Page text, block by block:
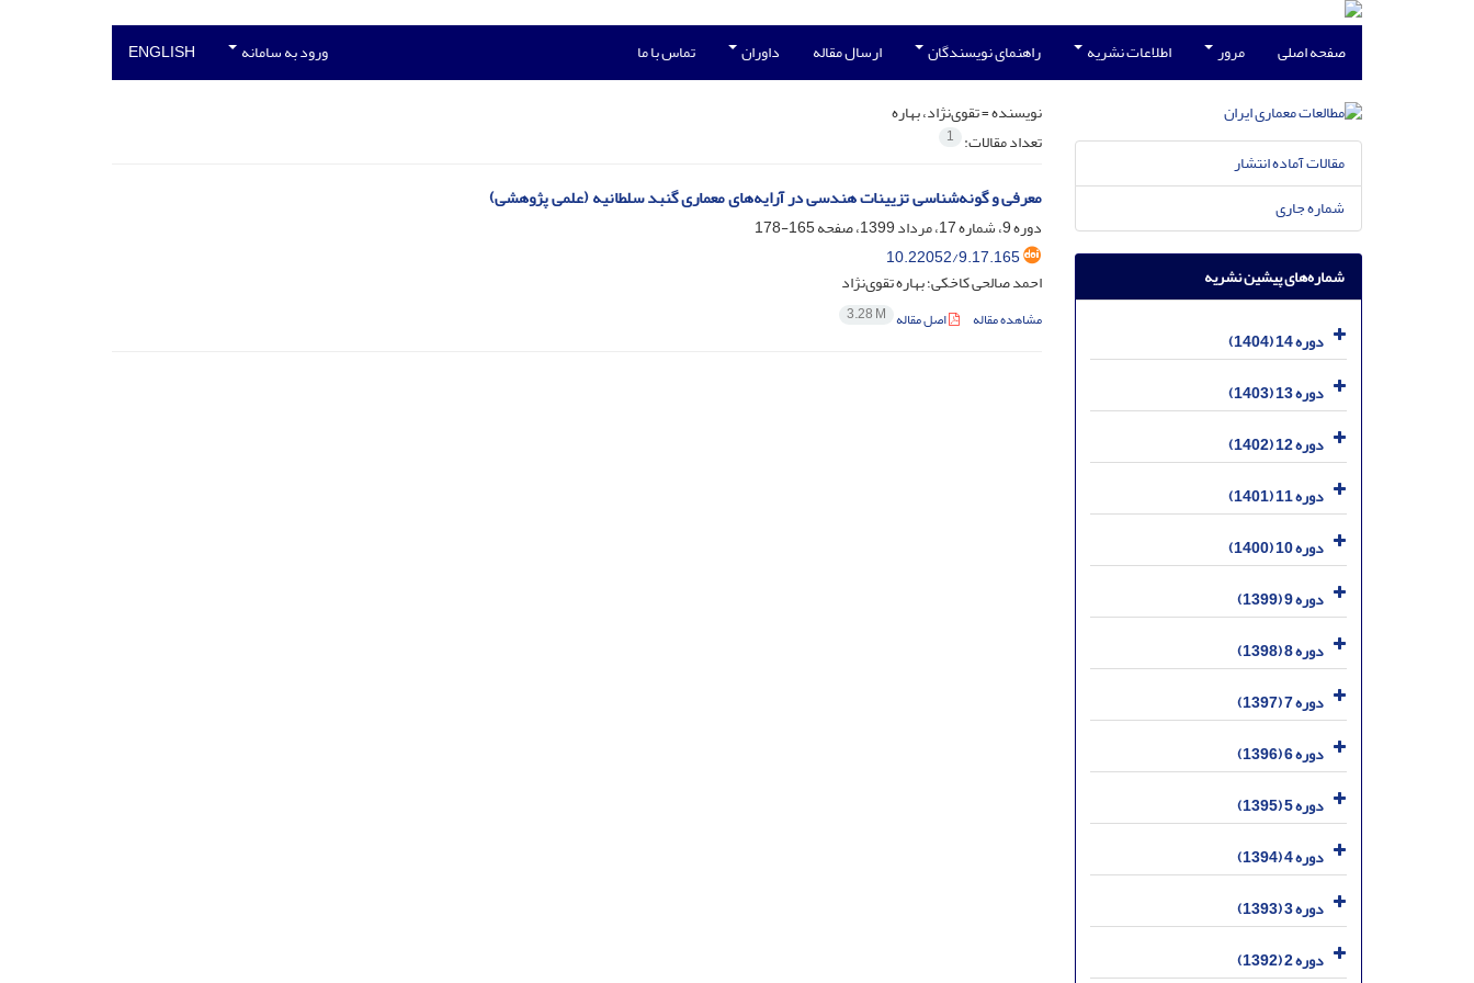
صفحه اصلی مرور اطلاعات نشریه راهنمای نویسندگان ارسال مقاله داوران تماس با ما ورود به سامانه ENGLISH
نویسنده =تقوی‌نژاد، بهاره
تعداد مقالات: 1
معرفی و گونه‌شناسی تزیینات هندسی در آرایه‌های معماری گنبد سلطانیه (علمی پژوهشی)
دوره 9، شماره 17، مرداد 1399، صفحه
165-178
10.22052/9.17.165
احمد صالحی کاخکی؛ بهاره تقوی‌نژاد
مشاهده مقاله اصل مقاله 3.28 M
مقالات آماده انتشار
شماره جاری
شماره‌های پیشین نشریه
دوره 14 (1404)
دوره 13 (1403)
دوره 12 (1402)
دوره 11 (1401)
دوره 10 (1400)
دوره 9 (1399)
دوره 8 (1398)
دوره 7 (1397)
دوره 6 (1396)
دوره 5 (1395)
دوره 4 (1394)
دوره 3 (1393)
دوره 2 (1392)